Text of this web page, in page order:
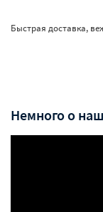
Быстрая доставка,
Немного о